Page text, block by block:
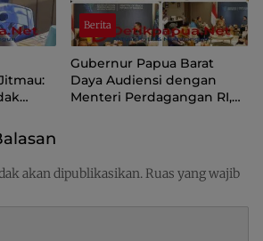
Berita
Gubernur Papua Barat
Daya Audiensi dengan
Menteri Perdagangan RI,
Indonesia
akan dipublikasikan. Ruas yang wajib